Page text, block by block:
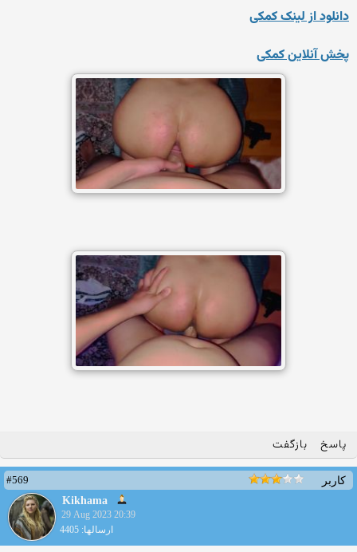
دانلود از لینک کمکی
پخش آنلاین کمکی
پاسخ بازگفت
کاربر
#569
Kikhama
29 Aug 2023 20:39
ارسالها: 4405